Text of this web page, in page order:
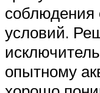
соблюдения
условий.
опытному